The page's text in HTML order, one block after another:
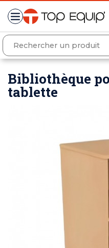
Bibliothèque
tablette